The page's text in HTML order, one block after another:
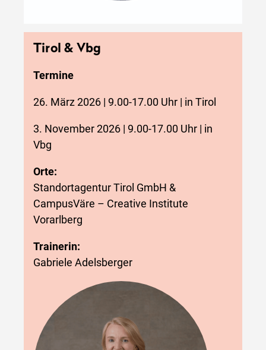
Tirol & Vbg
Termine
26. März 2026 | 9.00-17.00 Uhr | in Tirol
3. November 2026 | 9.00-17.00 Uhr | in
Vbg
Orte:
Standortagentur Tirol GmbH &
CampusVäre – Creative Institute
Vorarlberg
Trainerin:
Gabriele Adelsberger